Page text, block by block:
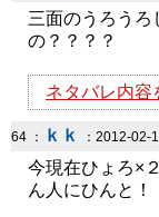
三面のうろうろ
の？？？？
ネタバレ内容
64 ： ｋｋ ：2012-02-
今現在ひょろ×
ん人にひんと！